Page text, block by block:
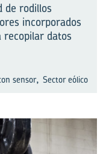
de rodillos
incorporados
datos
sensor, Sector eólico